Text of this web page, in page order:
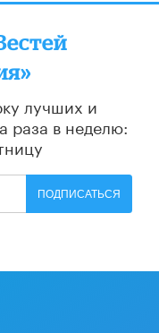
лучших и
раза в неделю:
ПОДПИСАТЬСЯ